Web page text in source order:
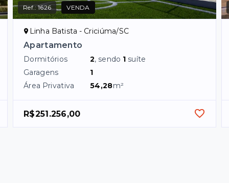
Ref.:1626 VENDA
Linha Batista - Criciúma/SC
Apartamento
Dormitórios 2, sendo 1 suíte
Garagens
1
Área Privativa
54,28m²
R$251.256,00